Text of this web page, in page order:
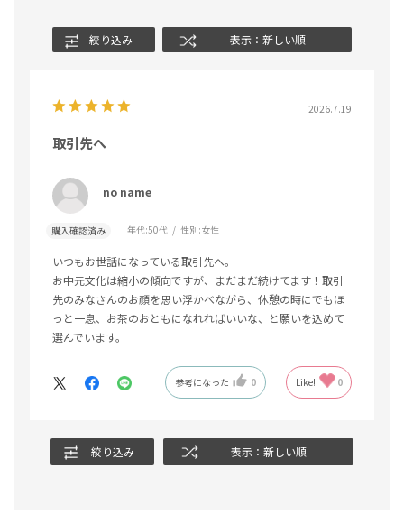
絞り込み 表示：新しい順
2026.7.19
取引先へ
no name
購入確認済み 年代:50代 性別:女性
いつもお世話になっている取引先へ。
お中元文化は縮小の傾向ですが、まだまだ続けてます！取引
先のみなさんのお顔を思い浮かべながら、休憩の時にでもほ
っと一息、お茶のおともになれればいいな、と願いを込めて
選んでいます。
参考になった 0 Like! 0
絞り込み 表示：新しい順